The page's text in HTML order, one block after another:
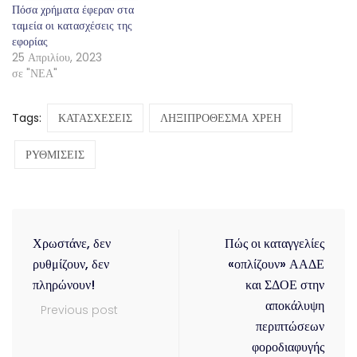
Πόσα χρήματα έφεραν στα
ταμεία οι κατασχέσεις της
εφορίας
25 Απριλίου, 2023
σε "ΝΕΑ"
Tags: ΚΑΤΑΣΧΕΣΕΙΣ ΛΗΞΙΠΡΟΘΕΣΜΑ ΧΡΕΗ
ΡΥΘΜΙΣΕΙΣ
Χρωστάνε, δεν
ρυθμίζουν, δεν
πληρώνουν!
Previous post
Πώς οι καταγγελίες
«οπλίζουν» ΑΑΔΕ
και ΣΔΟΕ στην
αποκάλυψη
περιπτώσεων
φοροδιαφυγής